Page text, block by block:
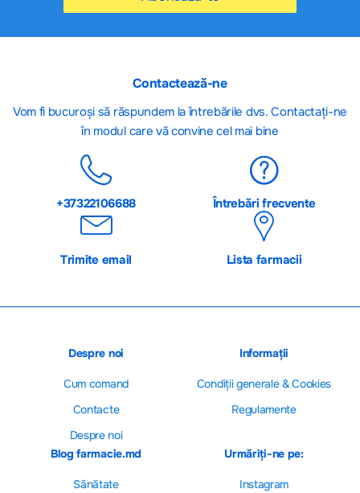
Contactează-ne
Vom fi bucuroși să răspundem la întrebările dvs. Contactați-ne
în modul care vă convine cel mai bine
+37322106688 Întrebări frecvente
Trimite email Lista farmacii
Despre noi
Cum comand
Contacte
Despre noi
Informații
Сondiții generale & Cookies
Regulamente
Blog farmacie.md
Sănătate
Urmăriți-ne pe:
Instagram